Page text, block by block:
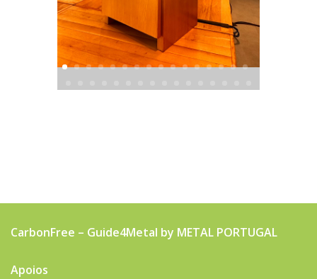
CarbonFree – Guide4Metal by METAL PORTUGAL
Apoios